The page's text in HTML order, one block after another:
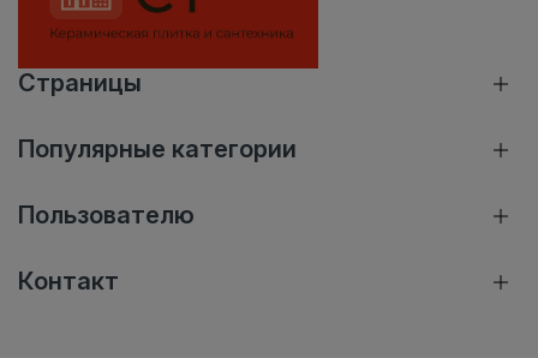
Страницы
Популярные категории
Пользователю
Контакт